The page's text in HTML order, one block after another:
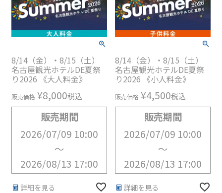
8/14（金）・8/15（土）
名古屋観光ホテルDE夏祭
り2026 《大人料金》
販売価格 ¥8,000税込
販売期間
2026/07/09 10:00
〜
2026/08/13 17:00
詳細を見る
8/14（金）・8/15（土）
名古屋観光ホテルDE夏祭
り2026 《小人料金》
販売価格 ¥4,500税込
販売期間
2026/07/09 10:00
〜
2026/08/13 17:00
詳細を見る